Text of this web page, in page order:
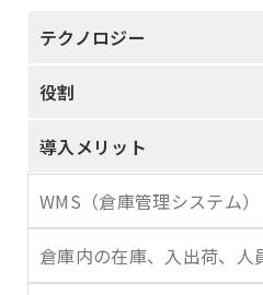
テクノロジー
役割
導入メリット
WMS（倉庫管理システム）
倉庫内の在庫、入出荷、人